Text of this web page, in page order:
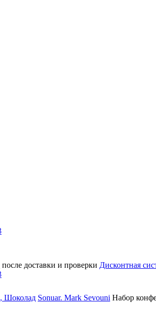
после доставки и проверки Дисконтная
Шоколад Sonuar. Mark Sevouni Набор